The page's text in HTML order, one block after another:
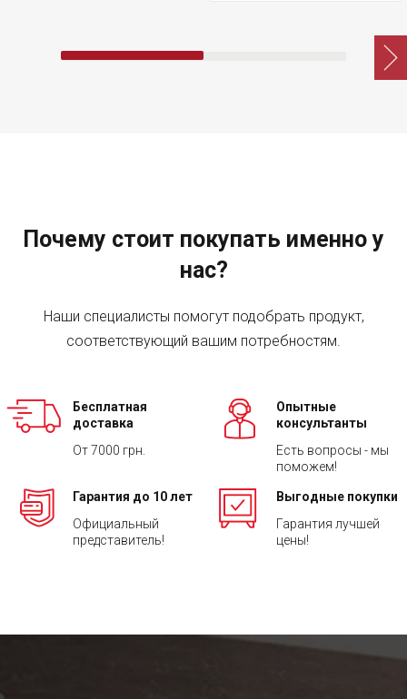
Почему стоит покупать именно у
нас?
Наши специалисты помогут подобрать продукт,
соответствующий вашим потребностям.
Бесплатная
доставка
От 7000 грн.
Опытные
консультанты
Есть вопросы - мы
поможем!
Гарантия до 10 лет
Официальный
представитель!
Выгодные покупки
Гарантия лучшей
цены!